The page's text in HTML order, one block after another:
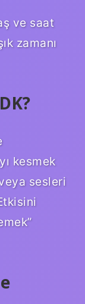
ve saat
zamanı
kesmek
sesleri